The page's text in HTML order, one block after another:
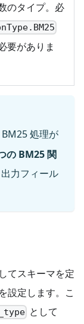
のタイプ。必
要がありま
処理が
の BM25 関
力フィール
てスキーマを定
設定します。こ
として